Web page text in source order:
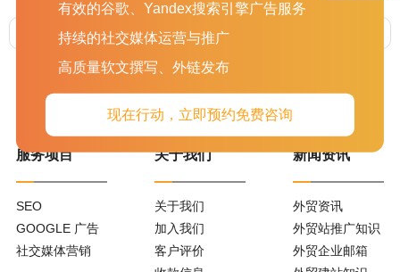
上一篇 :外贸网站制作(如何制作外贸网站) 下一篇 :
服务项目
SEO
GOOGLE 广告
社交媒体营销
关于我们
关于我们
加入我们
客户评价
新闻资讯
外贸资讯
外贸站推广知识
外贸企业邮箱
有效的谷歌、Yandex搜索引擎广告服务
持续的社交媒体运营与推广
高质量软文撰写、外链发布
现在行动，立即预约免费咨询